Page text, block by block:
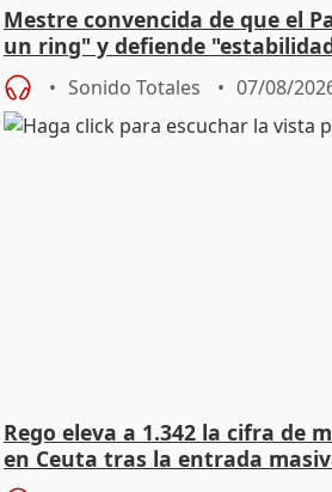
Mestre convencida de que el
un ring" y defiende
Vox
Sonido Totales 07/08/
Rego eleva a 1.342 la cifra de
en Ceuta tras la entrada